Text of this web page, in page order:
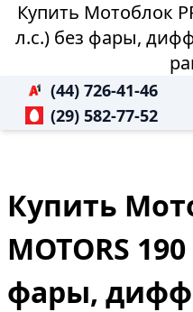
Купить Мотоблок
л.с.) без фары,
(44) 726-41-46
(29) 582-77-52
Купить
MOTORS
фары,